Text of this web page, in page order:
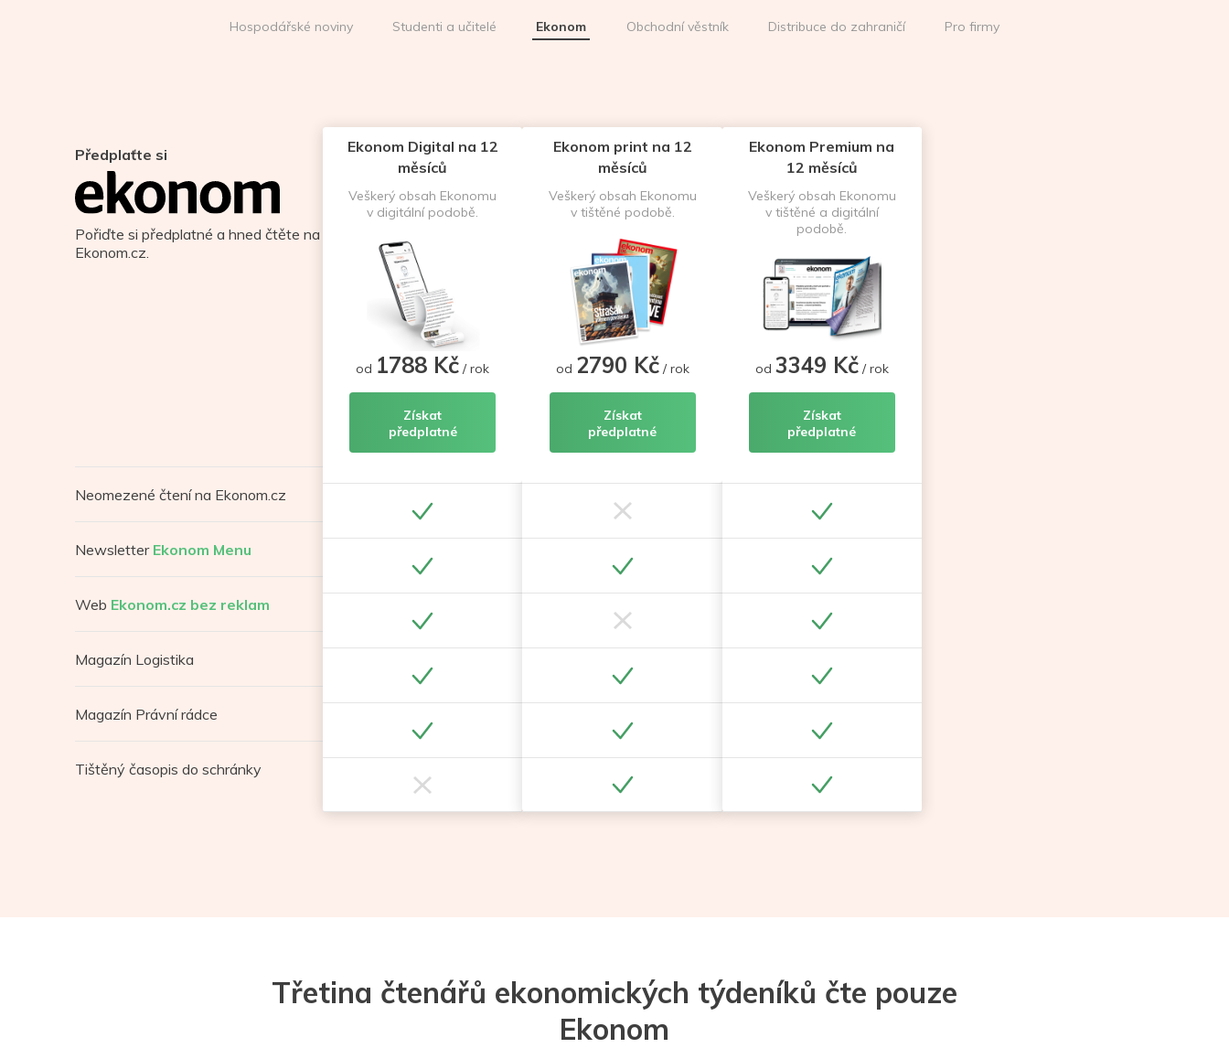
Hospodářské noviny Studenti a učitelé Ekonom Obchodní věstník Distribuce do zahraničí Pro firmy
Předplaťte si
Pořiďte si předplatné a hned čtěte na
Ekonom.cz.
Neomezené čtení na Ekonom.cz
Newsletter Ekonom Menu
Web Ekonom.cz bez reklam
Magazín Logistika
Magazín Právní rádce
Tištěný časopis do schránky
Ekonom Digital na 12
měsíců
Veškerý obsah Ekonomu
v digitální podobě.
od 1788 Kč / rok
Získat
předplatné
Ekonom print na 12
měsíců
Veškerý obsah Ekonomu
v tištěné podobě.
od 2790 Kč/ rok
Získat
předplatné
Ekonom Premium na
12 měsíců
Veškerý obsah Ekonomu
v tištěné a digitální
podobě.
od 3349 Kč/ rok
Získat
předplatné
Třetina čtenářů ekonomických týdeníků čte pouze
Ekonom